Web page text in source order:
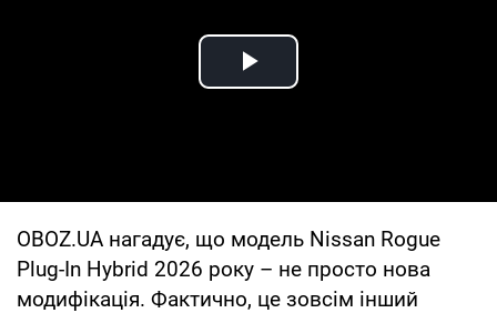
Play Video
OBOZ.UA нагадує, що модель Nissan Rogue
Plug-In Hybrid 2026 року – не просто нова
модифікація. Фактично, це зовсім інший